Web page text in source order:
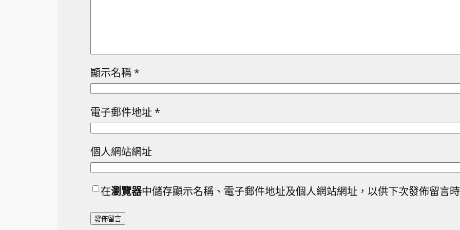
顯示名稱 *
電子郵件地址 *
個人網站網址
在瀏覽器中儲存顯示名稱、電子郵件地址及個人網站網址，以供下次發佈留言